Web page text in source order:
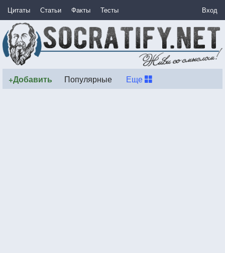
Цитаты Статьи Факты Тесты Вход
+Добавить Популярные Еще